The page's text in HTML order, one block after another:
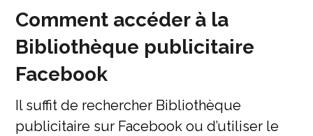
Comment accéder à la
Bibliothèque publicitaire
Facebook
Il suffit de rechercher Bibliothèque
publicitaire sur Facebook ou d’utiliser le